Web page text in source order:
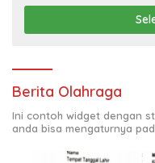
Berita Olahraga
Ini contoh widget dengan
anda bisa mengaturnya